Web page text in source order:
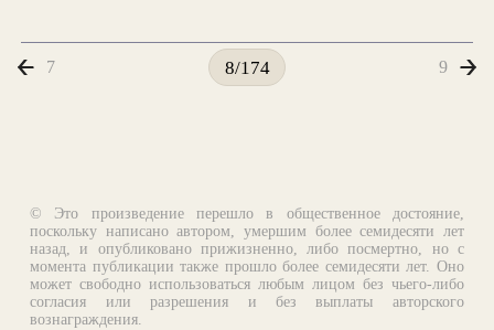
7 8/174 9
© Это произведение перешло в общественное достояние,
поскольку написано автором, умершим более семидесяти лет
назад, и опубликовано прижизненно, либо посмертно, но с
момента публикации также прошло более семидесяти лет. Оно
может свободно использоваться любым лицом без чьего-либо
согласия или разрешения и без выплаты авторского
вознаграждения.